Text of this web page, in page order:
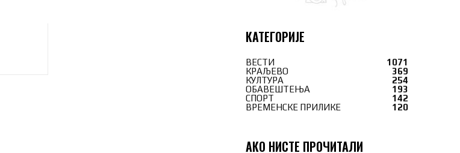
КАТЕГОРИЈЕ
ВЕСТИ
1071
КРАЉЕВО
369
КУЛТУРА
254
ОБАВЕШТЕЊА
193
СПОРТ
142
ВРЕМЕНСКЕ ПРИЛИКЕ
120
АКО НИСТЕ ПРОЧИТАЛИ